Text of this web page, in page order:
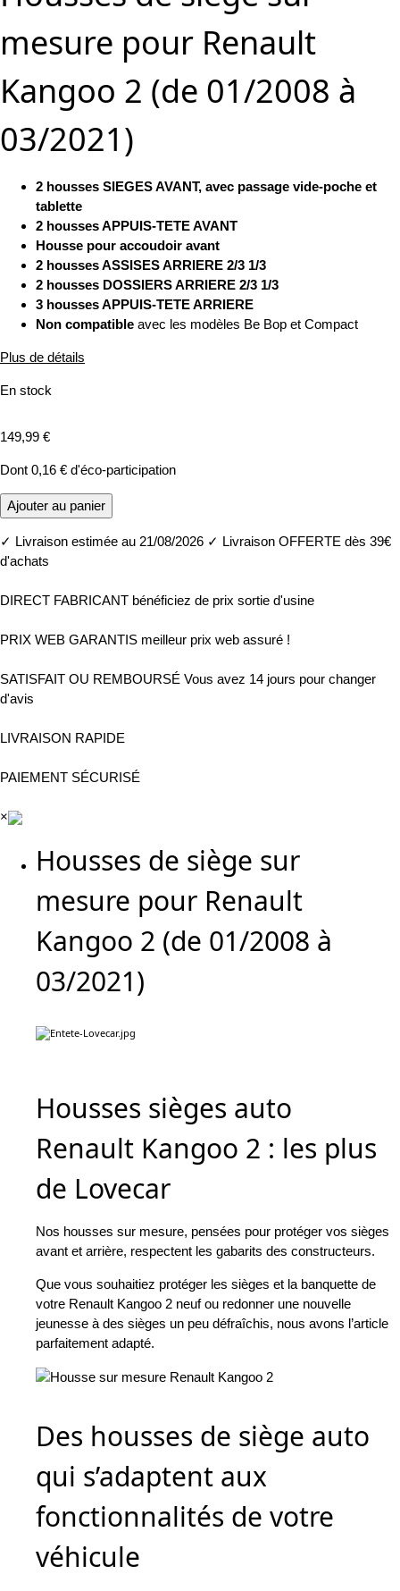
mesure pour Renault
Kangoo 2 (de 01/2008 à
03/2021)
2 housses SIEGES AVANT, avec passage vide-poche et
tablette
2 housses APPUIS-TETE AVANT
Housse pour accoudoir avant
2 housses ASSISES ARRIERE 2/3 1/3
2 housses DOSSIERS ARRIERE 2/3 1/3
3 housses APPUIS-TETE ARRIERE
Non compatible avec les modèles Be Bop et Compact
Plus de détails
En stock
149,99 €
Dont 0,16 € d'éco-participation
Ajouter au panier
✓ Livraison estimée au 21/08/2026 ✓ Livraison OFFERTE dès 39€
d'achats
DIRECT FABRICANT bénéficiez de prix sortie d'usine
PRIX WEB GARANTIS meilleur prix web assuré !
SATISFAIT OU REMBOURSÉ Vous avez 14 jours pour changer
d'avis
LIVRAISON RAPIDE
PAIEMENT SÉCURISÉ
×
Housses de siège sur
mesure pour Renault
Kangoo 2 (de 01/2008 à
03/2021)
Housses sièges auto
Renault Kangoo 2 : les plus
de Lovecar
Nos housses sur mesure, pensées pour protéger vos sièges
avant et arrière, respectent les gabarits des constructeurs.
Que vous souhaitiez protéger les sièges et la banquette de
votre Renault Kangoo 2 neuf ou redonner une nouvelle
jeunesse à des sièges un peu défraîchis, nous avons l’article
parfaitement adapté.
Des housses de siège auto
qui s’adaptent aux
fonctionnalités de votre
véhicule